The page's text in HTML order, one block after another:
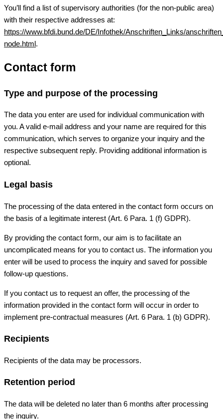
You’ll find a list of supervisory authorities (for the non-public area)
with their respective addresses at:
https://www.bfdi.bund.de/DE/Infothek/Anschriften_Links/
node.html.
Contact form
Type and purpose of the processing
The data you enter are used for individual communication with
you. A valid e-mail address and your name are required for this
communication, which serves to organize your inquiry and the
respective subsequent reply. Providing additional information is
optional.
Legal basis
The processing of the data entered in the contact form occurs on
the basis of a legitimate interest (Art. 6 Para. 1 (f) GDPR).
By providing the contact form, our aim is to facilitate an
uncomplicated means for you to contact us. The information you
enter will be used to process the inquiry and saved for possible
follow-up questions.
If you contact us to request an offer, the processing of the
information provided in the contact form will occur in order to
implement pre-contractual measures (Art. 6 Para. 1 (b) GDPR).
Recipients
Recipients of the data may be processors.
Retention period
The data will be deleted no later than 6 months after processing
the inquiry.